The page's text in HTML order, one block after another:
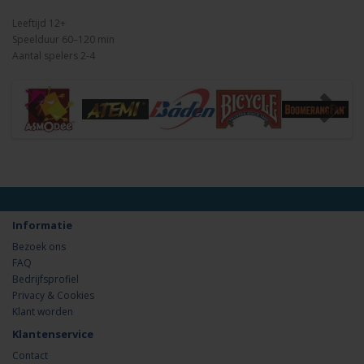
Leeftijd 12+
Speelduur 60–120 min
Aantal spelers 2-4
Informatie
Bezoek ons
FAQ
Bedrijfsprofiel
Privacy & Cookies
Klant worden
Klantenservice
Contact